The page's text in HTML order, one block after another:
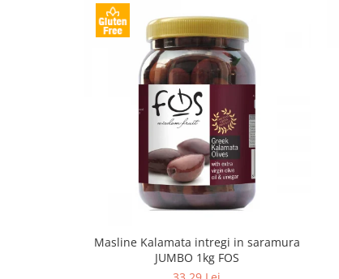
Masline Kalamata intregi in saramura
JUMBO 1kg FOS